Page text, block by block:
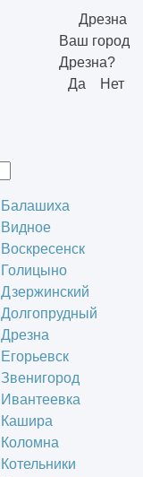
Дрезна
Ваш город
Дрезна?
Да
Нет
Балашиха
Видное
Воскресенск
Голицыно
Дзержинский
Долгопрудный
Дрезна
Егорьевск
Звенигород
Ивантеевка
Кашира
Коломна
Котельники